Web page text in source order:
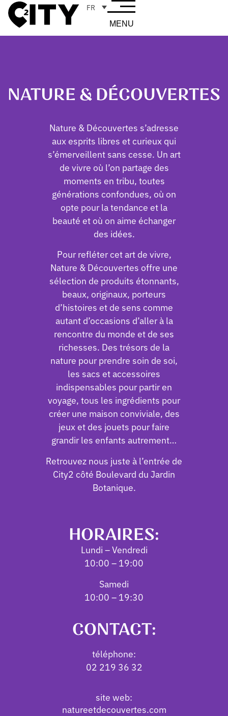
FR
MENU
NATURE & DÉCOUVERTES
Nature & Découvertes s’adresse
aux esprits libres et curieux qui
s’émerveillent sans cesse. Un art
de vivre où l’on partage des
moments en tribu, toutes
générations confondues, où on
opte pour la tendance et la
beauté et où on aime échanger
des idées.
Pour refléter cet art de vivre,
Nature & Découvertes offre une
sélection de produits étonnants,
beaux, originaux, porteurs
d’histoires et de sens comme
autant d’occasions d’aller à la
rencontre du monde et de ses
richesses. Des trésors de la
nature pour prendre soin de soi,
les sacs et accessoires
indispensables pour partir en
voyage, tous les ingrédients pour
créer une maison conviviale, des
jeux et des jouets pour faire
grandir les enfants autrement…
Retrouvez nous juste à l’entrée de
City‪2 côté Boulevard du Jardin
Botanique.
HORAIRES:
Lundi – Vendredi
10:00 – 19:00
Samedi
10:00 – 19:30
CONTACT:
téléphone:
02 219 36 32
site web:
natureetdecouvertes.com